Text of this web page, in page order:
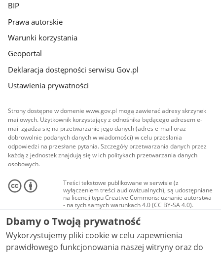
BIP
Prawa autorskie
Warunki korzystania
Geoportal
Deklaracja dostępności serwisu Gov.pl
Ustawienia prywatności
Strony dostępne w domenie www.gov.pl mogą zawierać adresy skrzynek
mailowych. Użytkownik korzystający z odnośnika będącego adresem e-
mail zgadza się na przetwarzanie jego danych (adres e-mail oraz
dobrowolnie podanych danych w wiadomości) w celu przesłania
odpowiedzi na przesłane pytania. Szczegóły przetwarzania danych przez
każdą z jednostek znajdują się w ich politykach przetwarzania danych
osobowych.
Treści tekstowe publikowane w serwisie (z
wyłączeniem treści audiowizualnych), są udostępniane
na licencji typu Creative Commons: uznanie autorstwa
- na tych samych warunkach 4.0 (CC BY-SA 4.0).
Materiały audiowizualne, w tym zdjęcia, materiały
audio i wideo, są udostępniane na licencji typu
Creative Commons: uznanie autorstwa użycie
niekomercyjne - bez utworów zależnych 4.0 (CC BY-
NC-ND 4.0), o ile nie jest to stwierdzone inaczej.
Dbamy o Twoją prywatność
Wykorzystujemy pliki cookie w celu zapewnienia
prawidłowego funkcjonowania naszej witryny oraz do